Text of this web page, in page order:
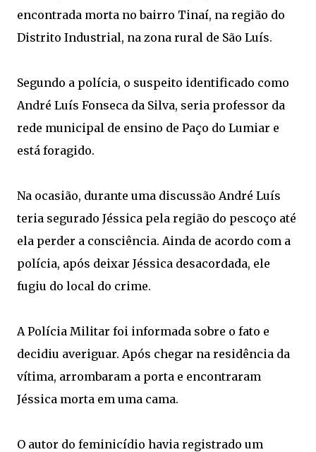
encontrada morta no bairro Tinaí, na região do
Distrito Industrial, na zona rural de São Luís.
Segundo a polícia, o suspeito identificado como
André Luís Fonseca da Silva, seria professor da
rede municipal de ensino de Paço do Lumiar e
está foragido.
Na ocasião, durante uma discussão André Luís
teria segurado Jéssica pela região do pescoço até
ela perder a consciência. Ainda de acordo com a
polícia, após deixar Jéssica desacordada, ele
fugiu do local do crime.
A Polícia Militar foi informada sobre o fato e
decidiu averiguar. Após chegar na residência da
vítima, arrombaram a porta e encontraram
Jéssica morta em uma cama.
O autor do feminicídio havia registrado um